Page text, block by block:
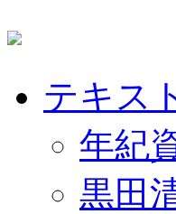
テキス
年紀
黒田